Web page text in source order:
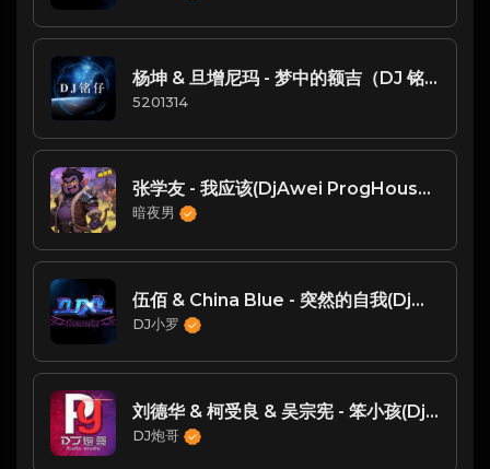
杨坤 & 旦增尼玛 - 梦中的额吉（DJ 铭仔 Remix)
5201314
张学友 - 我应该(DjAwei ProgHouse Rmx 2025 粤语 无心睡眠鼓)
暗夜男
伍佰 & China Blue - 突然的自我(Dj小罗 ProgHouse Mix国语男)
DJ小罗
刘德华 & 柯受良 & 吴宗宪 - 笨小孩(Dj炮哥 ProgHouse Rmx 2023 v2)
DJ炮哥